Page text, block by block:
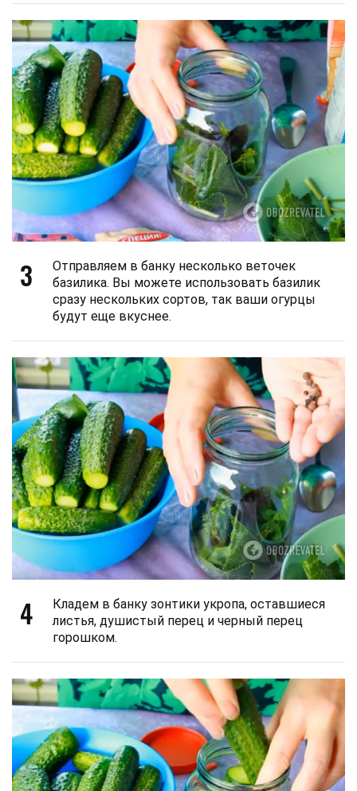
3
Отправляем в банку несколько веточек
базилика. Вы можете использовать базилик
сразу нескольких сортов, так ваши огурцы
будут еще вкуснее.
4
Кладем в банку зонтики укропа, оставшиеся
листья, душистый перец и черный перец
горошком.